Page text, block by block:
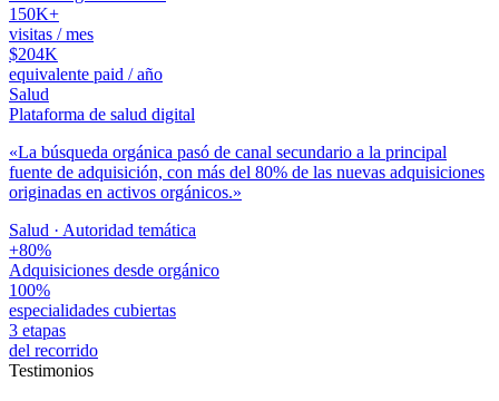
150K+
visitas / mes
$204K
equivalente paid / año
Salud
Plataforma de salud digital
«La búsqueda orgánica pasó de canal secundario a la principal
fuente de adquisición, con más del 80% de las nuevas adquisiciones
originadas en activos orgánicos.»
Salud · Autoridad temática
+80%
Adquisiciones desde orgánico
100%
especialidades cubiertas
3 etapas
del recorrido
Testimonios